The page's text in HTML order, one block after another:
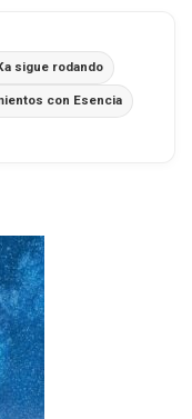
sigue rodando
con Esencia